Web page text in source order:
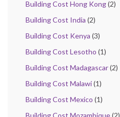
Building Cost Hong Kong(2)
Building Cost India (2)
Building Cost Kenya (3)
Building Cost Lesotho (1)
Building Cost Madagascar(2)
Building Cost Malawi(1)
Building Cost Mexico (1)
Building Cost Mozambique(2)